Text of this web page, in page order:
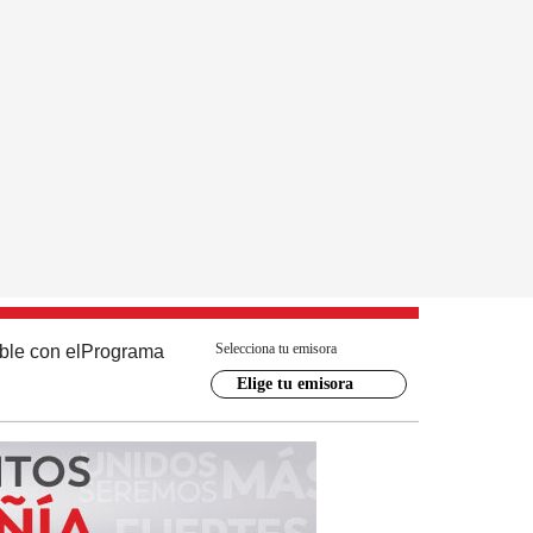
con el Programa Selecciona tu emisora
Elige tu emisora